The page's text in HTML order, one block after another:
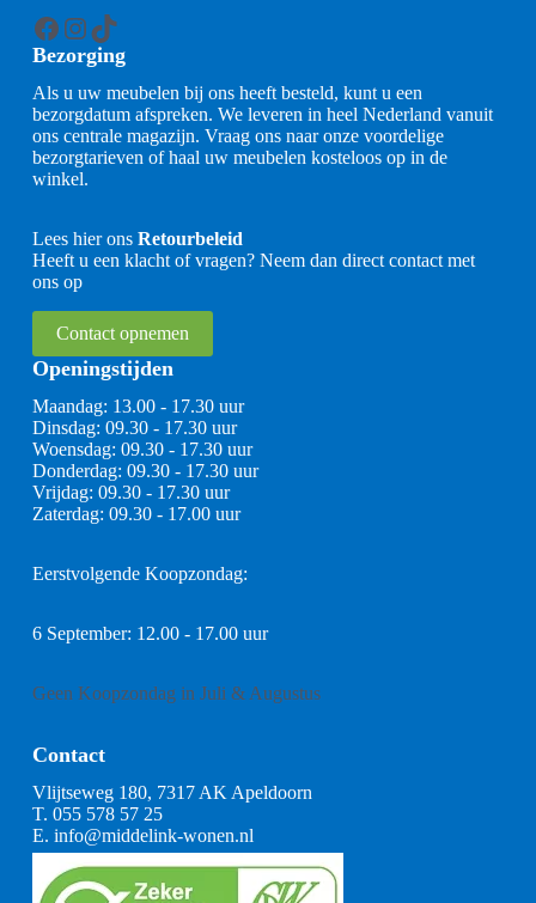
Facebook
Instagram
TikTok
Bezorging
Als u uw meubelen bij ons heeft besteld, kunt u een
bezorgdatum afspreken. We leveren in heel Nederland vanuit
ons centrale magazijn. Vraag ons naar onze voordelige
bezorgtarieven of haal uw meubelen kosteloos op in de
winkel.
Lees hier ons Retourbeleid
Heeft u een klacht of vragen? Neem dan direct contact met
ons op
Contact opnemen
Openingstijden
Maandag: 13.00 - 17.30 uur
Dinsdag: 09.30 - 17.30 uur
Woensdag: 09.30 - 17.30 uur
Donderdag: 09.30 - 17.30 uur
Vrijdag: 09.30 - 17.30 uur
Zaterdag: 09.30 - 17.00 uur
Eerstvolgende Koopzondag:
6 September: 12.00 - 17.00 uur
Geen Koopzondag in Juli & Augustus
Contact
Vlijtseweg 180, 7317 AK Apeldoorn
T. 055 578 57 25
E. info@middelink-wonen.nl